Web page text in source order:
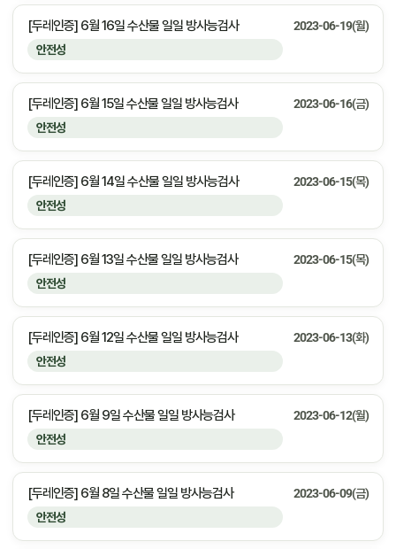
안전성
[두레인증] 6월 16일 수산물 일일 방사능검사 2023-06-19(월)
안전성
[두레인증] 6월 15일 수산물 일일 방사능검사 2023-06-16(금)
안전성
[두레인증] 6월 14일 수산물 일일 방사능검사 2023-06-15(목)
안전성
[두레인증] 6월 13일 수산물 일일 방사능검사 2023-06-15(목)
안전성
[두레인증] 6월 12일 수산물 일일 방사능검사 2023-06-13(화)
안전성
[두레인증] 6월 9일 수산물 일일 방사능검사 2023-06-12(월)
안전성
[두레인증] 6월 8일 수산물 일일 방사능검사 2023-06-09(금)